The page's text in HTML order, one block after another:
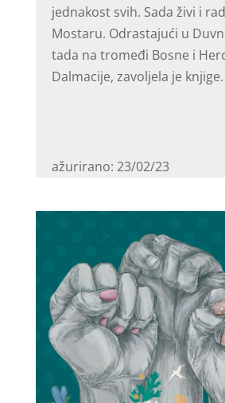
jednakost svih. Sada živi i
Mostaru. Odrastajući u
tada na tromeđi Bosne i
Dalmacije, zavoljela je knjige.
ažurirano: 23/02/23